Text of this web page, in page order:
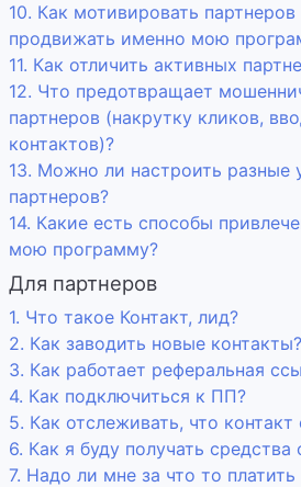
10. Как мотивировать партнеров
продвижать именно мою
11. Как отличить активных
12. Что предотвращает
партнеров (накрутку кликов,
контактов)?
13. Можно ли настроить разные
партнеров?
14. Какие есть способы
мою программу?
Для партнеров
1. Что такое Контакт, лид?
2. Как заводить новые контакты?
3. Как работает реферальная
4. Как подключиться к ПП?
5. Как отслеживать, что контакт
6. Как я буду получать средства
7. Надо ли мне за что то платить